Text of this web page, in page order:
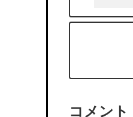
コメント